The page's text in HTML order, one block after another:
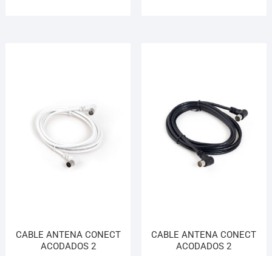
CABLE ANTENA CONECT
ACODADOS 2
CABLE ANTENA CONECT
ACODADOS 2